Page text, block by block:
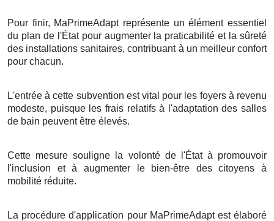
Pour finir, MaPrimeAdapt représente un élément essentiel
du plan de l'État pour augmenter la praticabilité et la sûreté
des installations sanitaires, contribuant à un meilleur confort
pour chacun.
L'entrée à cette subvention est vital pour les foyers à revenu
modeste, puisque les frais relatifs à l'adaptation des salles
de bain peuvent être élevés.
Cette mesure souligne la volonté de l'État à promouvoir
l'inclusion et à augmenter le bien-être des citoyens à
mobilité réduite.
La procédure d'application pour MaPrimeAdapt est élaboré